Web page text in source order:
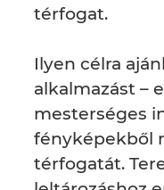
térfogat.
Ilyen célra
alkalmazást –
mesterséges
fényképekből
térfogatát.